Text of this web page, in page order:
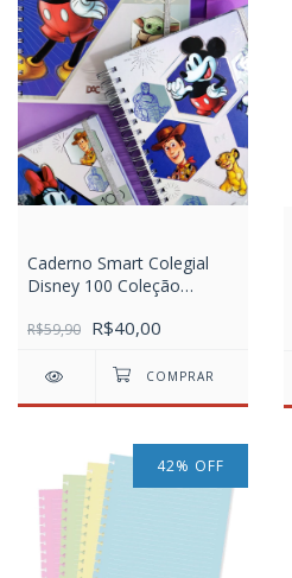
Caderno Smart Colegial
Disney 100 Coleção
R$59,90 R$40,00
42% OFF